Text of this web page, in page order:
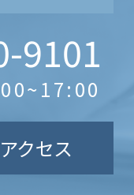
9101
アクセス